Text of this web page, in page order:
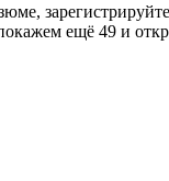
ещё 49 и